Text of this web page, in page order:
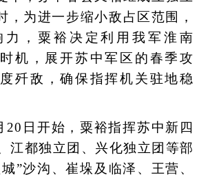
，为进一步缩小敌占区范围，
力，粟裕决定利用我军淮南
机，展开苏中军区的春季攻
歼敌，确保指挥机关驻地稳
日开始，粟裕指挥苏中新四
江都独立团、兴化独立团等部
”沙沟、崔垛及临泽、王营、